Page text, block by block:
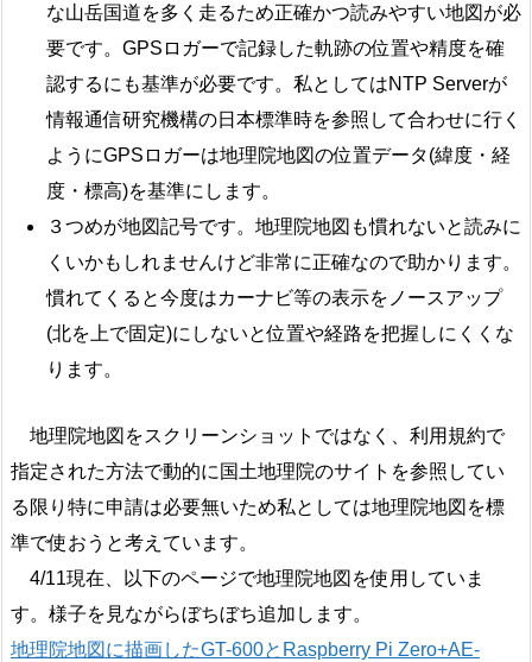
な山岳国道を多く走るため正確かつ読みやすい地図が必
要です。GPSロガーで記録した軌跡の位置や精度を確
認するにも基準が必要です。私としてはNTP Serverが
情報通信研究機構の日本標準時を参照して合わせに行く
ようにGPSロガーは地理院地図の位置データ(緯度・経
度・標高)を基準にします。
３つめが地図記号です。地理院地図も慣れないと読みに
くいかもしれませんけど非常に正確なので助かります。
慣れてくると今度はカーナビ等の表示をノースアップ
(北を上で固定)にしないと位置や経路を把握しにくくな
ります。
地理院地図をスクリーンショットではなく、利用規約で
指定された方法で動的に国土地理院のサイトを参照してい
る限り特に申請は必要無いため私としては地理院地図を標
準で使おうと考えています。
4/11現在、以下のページで地理院地図を使用していま
す。様子を見ながらぼちぼち追加します。
地理院地図に描画したGT-600とRaspberry Pi Zero+AE-